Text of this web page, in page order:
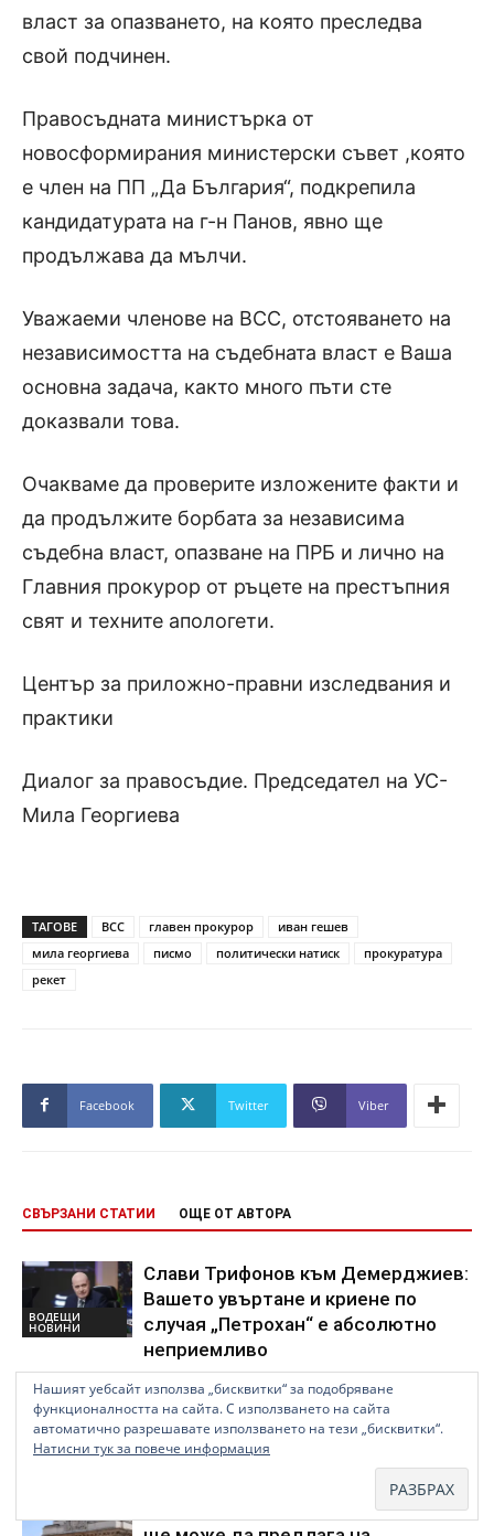
власт за опазването, на която преследва
свой подчинен.
Правосъдната министърка от
новосформирания министерски съвет ,която
е член на ПП „Да България“, подкрепила
кандидатурата на г-н Панов, явно ще
продължава да мълчи.
Уважаеми членове на ВСС, отстояването на
независимостта на съдебната власт е Ваша
основна задача, както много пъти сте
доказвали това.
Очакваме да проверите изложените факти и
да продължите борбата за независима
съдебна власт, опазване на ПРБ и лично на
Главния прокурор от ръцете на престъпния
свят и техните апологети.
Център за приложно-правни изследвания и
практики
Диалог за правосъдие. Председател на УС-
Мила Георгиева
ТАГОВЕ ВСС главен прокурор
иван гешев
мила георгиева
писмо политически натиск
прокуратура
рекет
Facebook Twitter Viber
СВЪРЗАНИ СТАТИИ ОЩЕ ОТ АВТОРА
ВОДЕЩИ
НОВИНИ
Слави Трифонов към Демерджиев:
Вашето увъртане и криене по
случая „Петрохан“ е абсолютно
неприемливо
ВОДЕЩИ
НОВИНИ
Зам. апелативният прокурор на
Пловдив е третата номинация за
новия състав на ВСС
Всеки гражданин или организация
Нашият уебсайт използва „бисквитки“ за подобряване
функционалността на сайта. С използването на сайта
автоматично разрешавате използването на тези „бисквитки“.
Натисни тук за повече информация